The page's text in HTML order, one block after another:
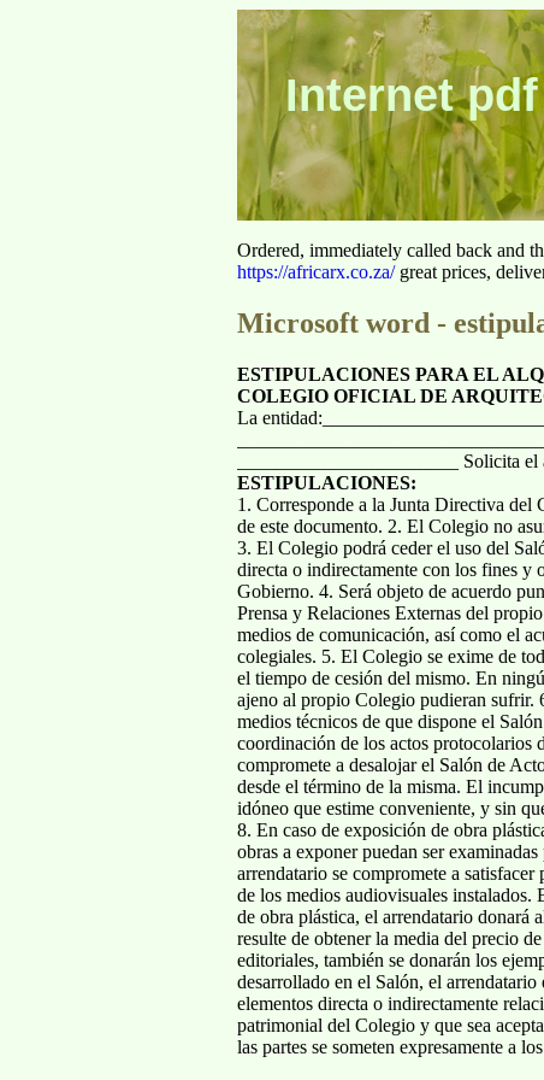
Internet
Ordered, immediately called back and
https://africarx.co.za/great prices,
Microsoft word -
ESTIPULACIONES PARA EL
COLEGIO OFICIAL DE
La
_______________________ Solicita
ESTIPULACIONES:
1. Corresponde a la Junta Directiva
de este documento. 2. El Colegio no
3. El Colegio podrá ceder el uso del
directa o indirectamente con los fines y
Gobierno. 4. Será objeto de acuerdo
Prensa y Relaciones Externas del
medios de comunicación, así como el
colegiales. 5. El Colegio se exime de
el tiempo de cesión del mismo. En
ajeno al propio Colegio pudieran sufrir.
medios técnicos de que dispone el
coordinación de los actos protocolarios
compromete a desalojar el Salón de
desde el término de la misma. El
idóneo que estime conveniente, y sin
8. En caso de exposición de obra
obras a exponer puedan ser
arrendatario se compromete a
de los medios audiovisuales
de obra plástica, el arrendatario donará
resulte de obtener la media del precio
editoriales, también se donarán los
desarrollado en el Salón, el
elementos directa o indirectamente
patrimonial del Colegio y que sea
las partes se someten expresamente a